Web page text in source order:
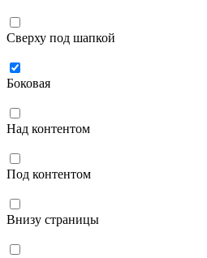
Сверху под шапкой
Боковая
Над контентом
Под контентом
Внизу страницы